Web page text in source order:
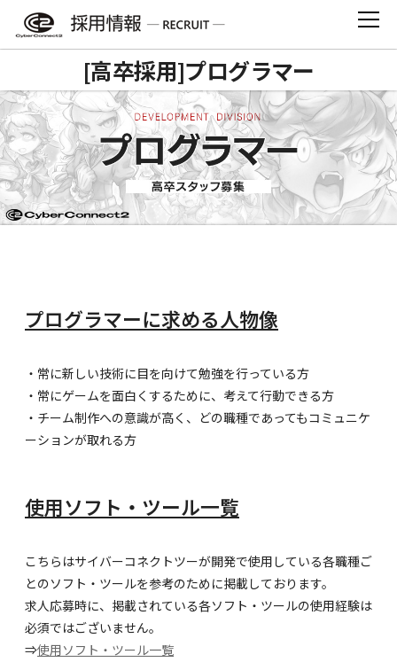
content
[高卒採用]プログラマー
プログラマーに求める人物像
・常に新しい技術に目を向けて勉強を行っている方
・常にゲームを面白くするために、考えて行動できる方
・チーム制作への意識が高く、どの職種であってもコミュニケ
ーションが取れる方
使用ソフト・ツール一覧
こちらはサイバーコネクトツーが開発で使用している各職種ご
とのソフト・ツールを参考のために掲載しております。
求人応募時に、掲載されている各ソフト・ツールの使用経験は
必須ではございません。
⇒使用ソフト・ツール一覧